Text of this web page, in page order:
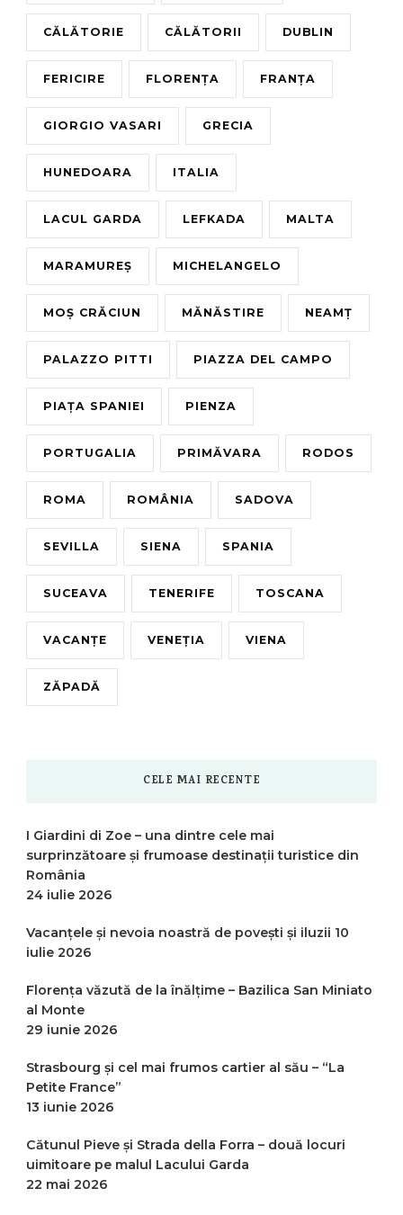
CĂLĂTORIE CĂLĂTORII DUBLIN
FERICIRE FLORENȚA FRANȚA
GIORGIO VASARI GRECIA
HUNEDOARA ITALIA
LACUL GARDA LEFKADA MALTA
MARAMUREȘ MICHELANGELO
MOȘ CRĂCIUN MĂNĂSTIRE NEAMȚ
PALAZZO PITTI PIAZZA DEL CAMPO
PIAȚA SPANIEI PIENZA
PORTUGALIA PRIMĂVARA RODOS
ROMA ROMÂNIA SADOVA
SEVILLA SIENA SPANIA
SUCEAVA TENERIFE TOSCANA
VACANȚE VENEȚIA VIENA
ZĂPADĂ
CELE MAI RECENTE
I Giardini di Zoe – una dintre cele mai
surprinzătoare și frumoase destinații turistice din
România
24 iulie 2026
Vacanțele și nevoia noastră de povești și iluzii 10
iulie 2026
Florența văzută de la înălțime – Bazilica San Miniato
al Monte
29 iunie 2026
Strasbourg și cel mai frumos cartier al său – “La
Petite France”
13 iunie 2026
Cătunul Pieve și Strada della Forra – două locuri
uimitoare pe malul Lacului Garda
22 mai 2026